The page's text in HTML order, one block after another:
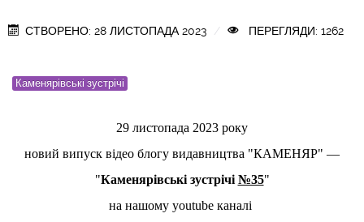
СТВОРЕНО: 28 ЛИСТОПАДА 2023 ПЕРЕГЛЯДИ: 1262
Каменярівські зустрічі
29 листопада 2023 року
новий випуск відео блогу видавництва "КАМЕНЯР" —
"Каменярівські зустрічі №35"
на нашому youtube каналі